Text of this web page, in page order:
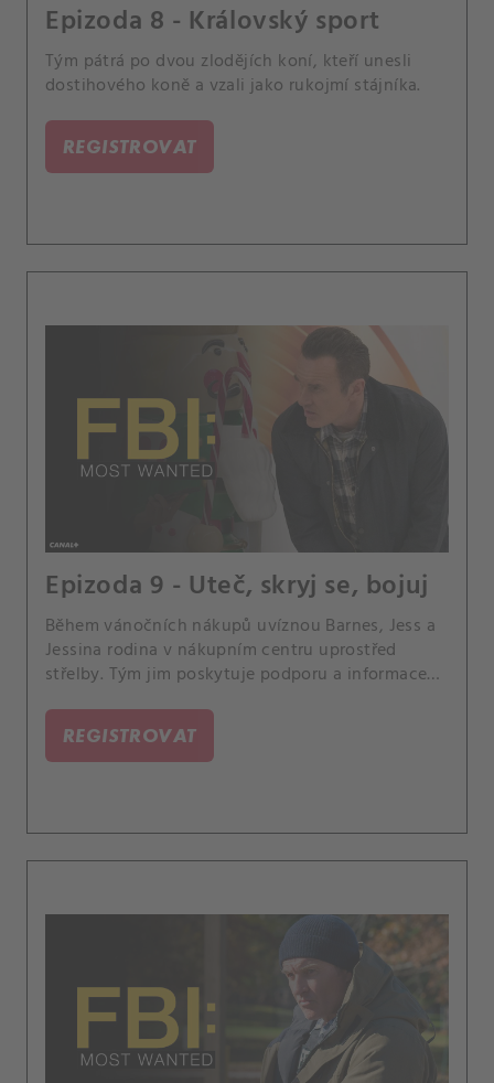
Epizoda 8 - Královský sport
Tým pátrá po dvou zlodějích koní, kteří unesli
dostihového koně a vzali jako rukojmí stájníka.
REGISTROVAT
Epizoda 9 - Uteč, skryj se, bojuj
Během vánočních nákupů uvíznou Barnes, Jess a
Jessina rodina v nákupním centru uprostřed
střelby. Tým jim poskytuje podporu a informace
vyřešit zevnitř.
REGISTROVAT